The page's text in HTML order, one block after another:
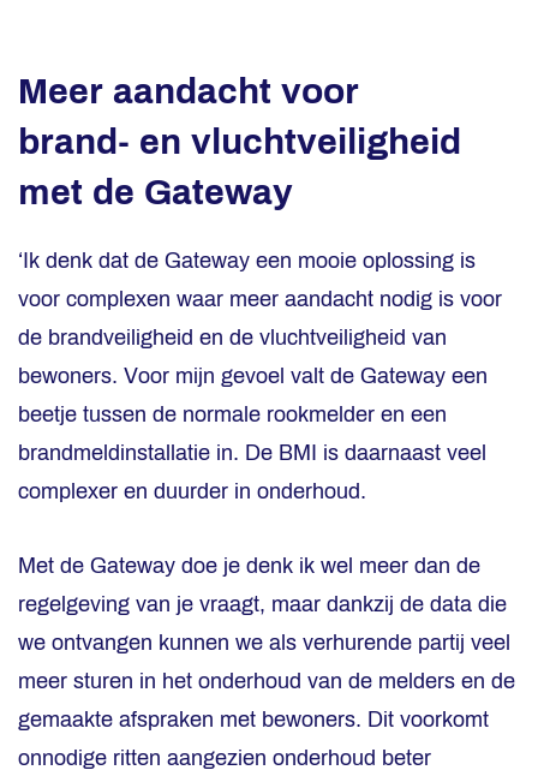
Meer aandacht voor
brand- en vluchtveiligheid
met de Gateway
‘Ik denk dat de Gateway een mooie oplossing is
voor complexen waar meer aandacht nodig is voor
de brandveiligheid en de vluchtveiligheid van
bewoners. Voor mijn gevoel valt de Gateway een
beetje tussen de normale rookmelder en een
brandmeldinstallatie in. De BMI is daarnaast veel
complexer en duurder in onderhoud.
Met de Gateway doe je denk ik wel meer dan de
regelgeving van je vraagt, maar dankzij de data die
we ontvangen kunnen we als verhurende partij veel
meer sturen in het onderhoud van de melders en de
gemaakte afspraken met bewoners. Dit voorkomt
onnodige ritten aangezien onderhoud beter